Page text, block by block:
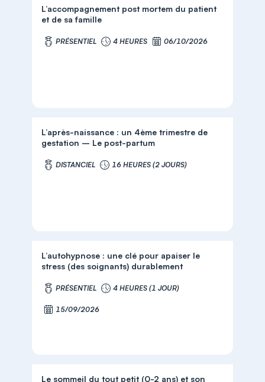
L’accompagnement post mortem du patient
et de sa famille
PRÉSENTIEL 4 HEURES 06/10/2026
L’après-naissance : un 4ème trimestre de
gestation – Le post-partum
DISTANCIEL 16 HEURES (2 JOURS)
L’autohypnose : une clé pour apaiser le
stress (des soignants) durablement
PRÉSENTIEL 4 HEURES (1 JOUR)
15/09/2026
Le sommeil du tout petit (0-2 ans) et son